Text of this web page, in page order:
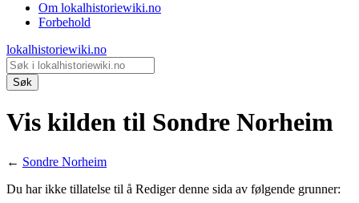
Om lokalhistoriewiki.no
Forbehold
lokalhistoriewiki.no
Søk
Vis kilden til Sondre Norheim
← Sondre Norheim
Du har ikke tillatelse til å Rediger denne sida av følgende grunner: